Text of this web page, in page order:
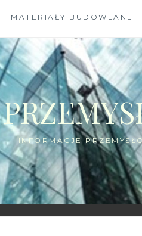
MATERIAŁY BUDOWLANE
INFORMACJE